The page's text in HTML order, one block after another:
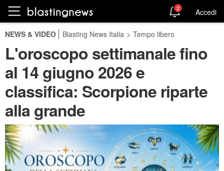
2 Accedi
NEWS & VIDEO Blasting News Italia > Tempo libero
L'oroscopo settimanale fino
al 14 giugno 2026 e
classifica: Scorpione riparte
alla grande